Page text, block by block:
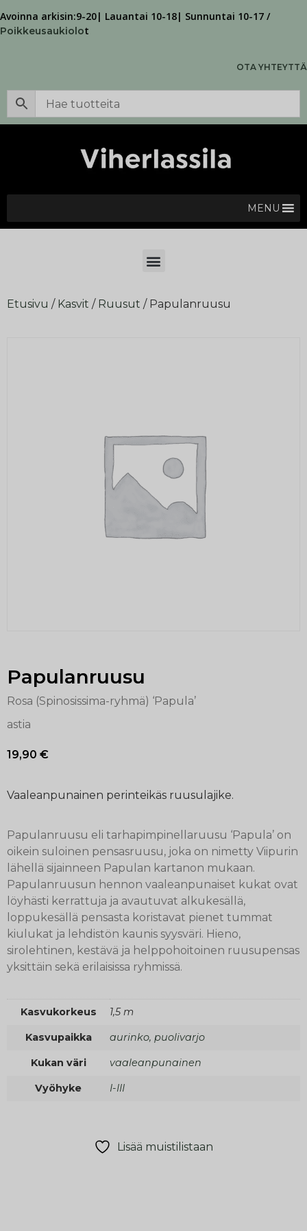
Avoinna arkisin:9-20| Lauantai 10-18| Sunnuntai 10-17 /
Poikkeusaukiolot
OTA YHTEYTTÄ
MENU
Etusivu / Kasvit / Ruusut / Papulanruusu
Papulanruusu
Rosa (Spinosissima-ryhmä) ‘Papula’
astia
19,90 €
Vaaleanpunainen perinteikäs ruusulajike.
Papulanruusu eli tarhapimpinellaruusu ‘Papula’ on
oikein suloinen pensasruusu, joka on nimetty Viipurin
lähellä sijainneen Papulan kartanon mukaan.
Papulanruusun hennon vaaleanpunaiset kukat ovat
löyhästi kerrattuja ja avautuvat alkukesällä,
loppukesällä pensasta koristavat pienet tummat
kiulukat ja lehdistön kaunis syysväri. Hieno,
sirolehtinen, kestävä ja helppohoitoinen ruusupensas
yksittäin sekä erilaisissa ryhmissä.
Kasvukorkeus 1,5 m
Kasvupaikka aurinko, puolivarjo
Kukan väri vaaleanpunainen
Vyöhyke I-III
Lisää muistilistaan